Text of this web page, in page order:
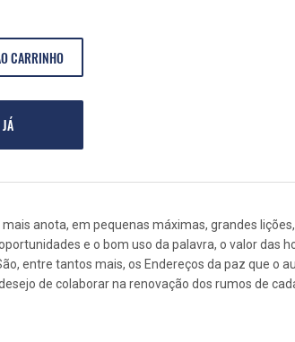
CARRINHO
anota, em pequenas máximas, grandes
e o bom uso da palavra, o valor das
entre tantos mais, os Endereços da paz que o
de colaborar na renovação dos rumos de